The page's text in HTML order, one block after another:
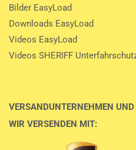
Bilder EasyLoad
Downloads EasyLoad
Videos EasyLoad
Videos SHERIFF
VERSANDUNTERNEHMEN
WIR VERSENDEN MIT: